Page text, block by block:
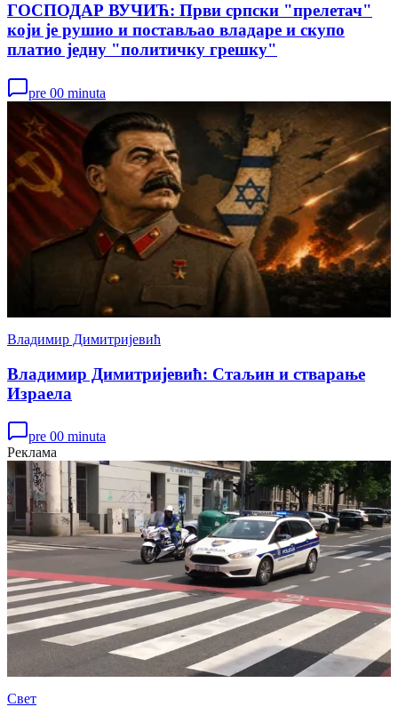
ГОСПОДАР ВУЧИЋ: Први српски "прелетач"
који је рушио и постављао владаре и скупо
платио једну "политичку грешку"
pre 00 minuta
Владимир Димитријевић
Владимир Димитријевић: Стаљин и стварање
Израела
pre 00 minuta
Реклама
Свет